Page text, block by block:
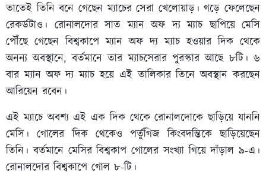
তাতেই তিনি বনে গেছেন ম্যাচের সেরা খেলোয়াড়। গড়ে ফেলেছেন
রেকর্ডটাও। রোনালদোর সাত ম্যান অফ দ্য ম্যাচ ছাপিয়ে মেসি
পৌঁছে গেছেন বিশ্বকাপে ম্যান অফ দ্য ম্যাচ হওয়ার দিক থেকে
অনন্য অবস্থানে, বর্তমানে তার ম্যাচসেরার পুরস্কার আছে ৮টি। ৬
বার ম্যান অফ দ্য ম্যাচ হয়ে এই তালিকার তিনে অবস্থান করছেন
আরিয়েন রবেন।
এই ম্যাচে অবশ্য এই এক দিক থেকে রোনালদোকে ছাড়িয়ে যাননি
মেসি। গোলের দিক থেকেও পর্তুগিজ কিংবদন্তিকে ছাড়িয়েছেন
তিনি। বর্তমানে মেসির বিশ্বকাপ গোলের সংখ্যা গিয়ে দাঁড়াল ৯-এ।
রোনালদোর বিশ্বকাপে গোল ৮-টি।